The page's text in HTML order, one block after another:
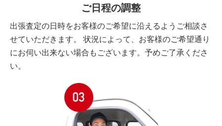
ご日程の調整
出張査定の日時をお客様のご希望に沿えるようご相談さ
せていただきます。 状況によって、お客様のご希望通り
にお伺い出来ない場合もございます。予めご了承くださ
い。